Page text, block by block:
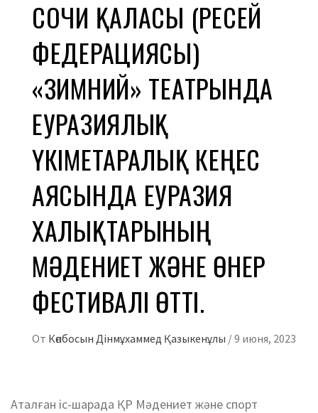
СОЧИ ҚАЛАСЫ (РЕСЕЙ
ФЕДЕРАЦИЯСЫ)
«ЗИМНИЙ» ТЕАТРЫНДА
ЕУРАЗИЯЛЫҚ
ҮКІМЕТАРАЛЫҚ КЕҢЕС
АЯСЫНДА ЕУРАЗИЯ
ХАЛЫҚТАРЫНЫҢ
МӘДЕНИЕТ ЖӘНЕ ӨНЕР
ФЕСТИВАЛІ ӨТТІ.
От Көпбосын Дінмұхаммед Қазыкенұлы /9 июня, 2023
Аталған іс-шарада ҚР Мәдениет және спорт